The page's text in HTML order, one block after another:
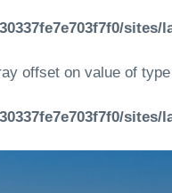
offset on value of type